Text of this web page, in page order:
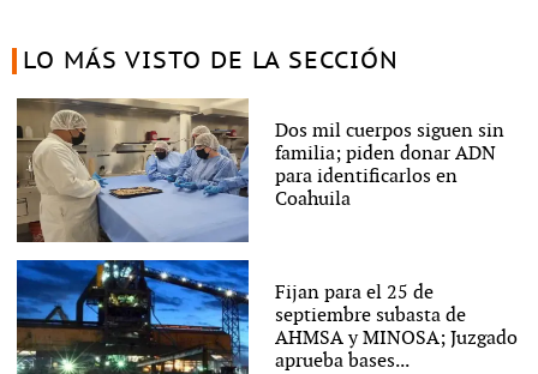
LO MÁS VISTO DE LA SECCIÓN
Dos mil cuerpos siguen sin
familia; piden donar ADN
para identificarlos en
Coahuila
Fijan para el 25 de
septiembre subasta de
AHMSA y MINOSA; Juzgado
aprueba bases...